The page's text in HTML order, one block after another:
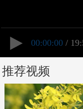
推荐视频